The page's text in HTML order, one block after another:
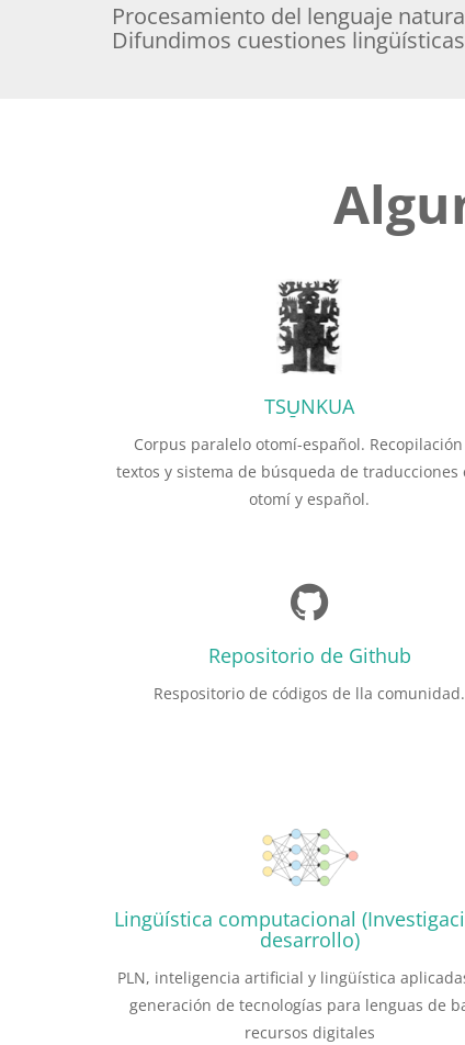
Procesamiento del lenguaje
Difundimos cuestiones
TSU̱NKUA
Corpus paralelo otomí-español.
textos y sistema de búsqueda de traducciones
otomí y español.
Repositorio de Github
Respositorio de códigos de lla comunidad.
Lingüística computacional
desarrollo)
PLN, inteligencia artificial y lingüística
generación de tecnologías para lenguas de
recursos digitales